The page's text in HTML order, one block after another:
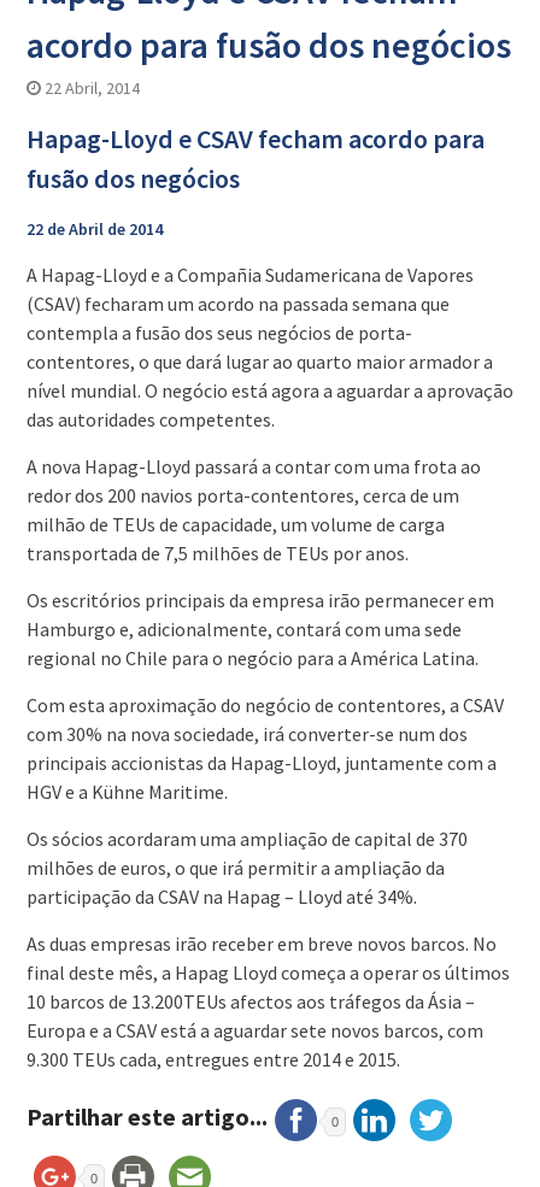
acordo para fusão dos negócios
22 Abril, 2014
Hapag-Lloyd e CSAV fecham acordo para
fusão dos negócios
22 de Abril de 2014
A Hapag-Lloyd e a Compañia Sudamericana de Vapores
(CSAV) fecharam um acordo na passada semana que
contempla a fusão dos seus negócios de porta-
contentores, o que dará lugar ao quarto maior armador a
nível mundial. O negócio está agora a aguardar a aprovação
das autoridades competentes.
A nova Hapag-Lloyd passará a contar com uma frota ao
redor dos 200 navios porta-contentores, cerca de um
milhão de TEUs de capacidade, um volume de carga
transportada de 7,5 milhões de TEUs por anos.
Os escritórios principais da empresa irão permanecer em
Hamburgo e, adicionalmente, contará com uma sede
regional no Chile para o negócio para a América Latina.
Com esta aproximação do negócio de contentores, a CSAV
com 30% na nova sociedade, irá converter-se num dos
principais accionistas da Hapag-Lloyd, juntamente com a
HGV e a Kühne Maritime.
Os sócios acordaram uma ampliação de capital de 370
milhões de euros, o que irá permitir a ampliação da
participação da CSAV na Hapag – Lloyd até 34%.
As duas empresas irão receber em breve novos barcos. No
final deste mês, a Hapag Lloyd começa a operar os últimos
10 barcos de 13.200TEUs afectos aos tráfegos da Ásia –
Europa e a CSAV está a aguardar sete novos barcos, com
9.300 TEUs cada, entregues entre 2014 e 2015.
Partilhar este artigo... 0
0